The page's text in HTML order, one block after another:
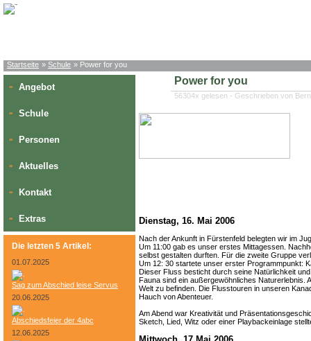
Startseite » Schule » Power for you
» Angebot
» Schule
» Personen
» Aktuelles
» Kontakt
» Extras
Die letzten 5 Artikel:
01.07.2025
Sag zum Abschied leise Servus
20.06.2025
Abschiedsfeier der 4abc
12.06.2025
Power for you
56304x gelesen - Geschrieben von
Dienstag, 16. Mai 2006
Nach der Ankunft in Fürstenfeld belegten wir im
Um 11:00 gab es unser erstes Mittagessen.
selbst gestalten durften. Für die zweite Gruppe
Um 12: 30 startete unser erster Programmpunkt:
Dieser Fluss besticht durch seine Natürlichkeit
Fauna sind ein außergewöhnliches Naturerlebnis.
Welt zu befinden. Die Flusstouren in unseren
Hauch von Abenteuer.
Am Abend war Kreativität und
Sketch, Lied, Witz oder einer Playbackeinlage